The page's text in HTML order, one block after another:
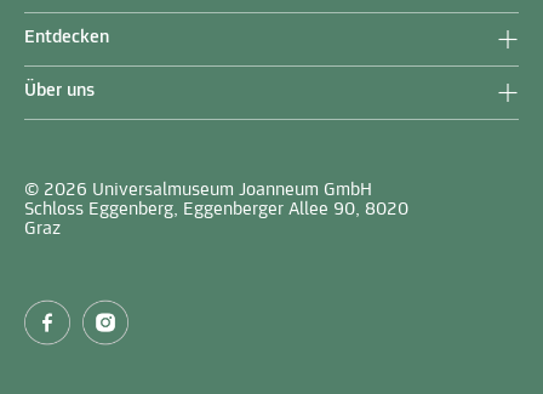
Entdecken
Über uns
© 2026 Universalmuseum Joanneum GmbH
Schloss Eggenberg, Eggenberger Allee 90, 8020
Graz